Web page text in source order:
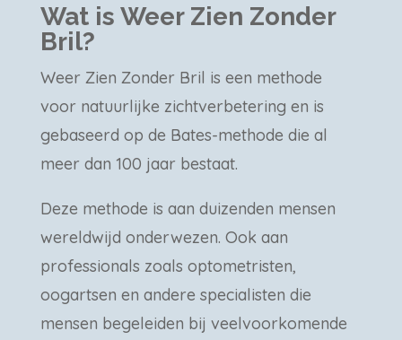
Wat is Weer Zien Zonder
Bril?
Weer Zien Zonder Bril is een methode
voor natuurlijke zichtverbetering en is
gebaseerd op de Bates-methode die al
meer dan 100 jaar bestaat.
Deze methode is aan duizenden mensen
wereldwijd onderwezen. Ook aan
professionals zoals optometristen,
oogartsen en andere specialisten die
mensen begeleiden bij veelvoorkomende